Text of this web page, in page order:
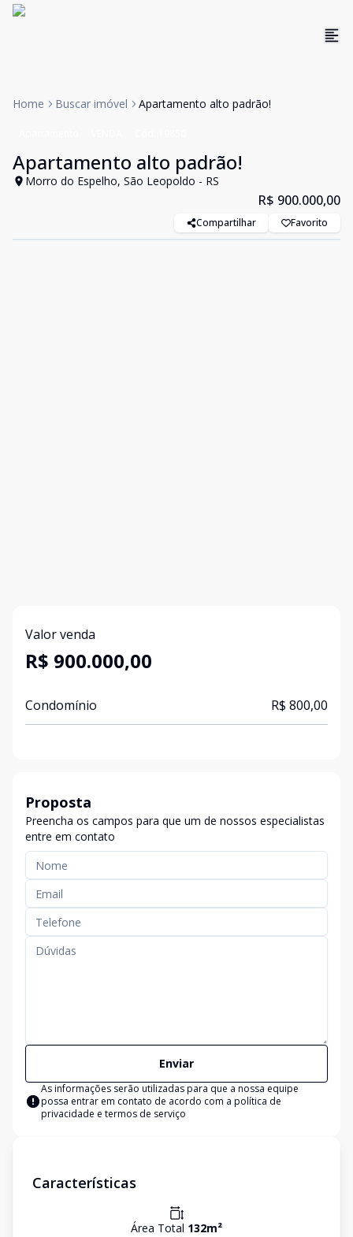
Home Buscar imóvel Apartamento alto padrão!
Apartamento alto padrão!
Morro do Espelho, São Leopoldo - RS
R$ 900.000,00
Compartilhar Favorito
Valor venda
R$ 900.000,00
Condomínio R$ 800,00
Proposta
Preencha os campos para que um de nossos especialistas
entre em contato
Enviar
As informações serão utilizadas para que a nossa equipe
possa entrar em contato de acordo com a política de
privacidade e termos de serviço
Características
Área Total 132m²